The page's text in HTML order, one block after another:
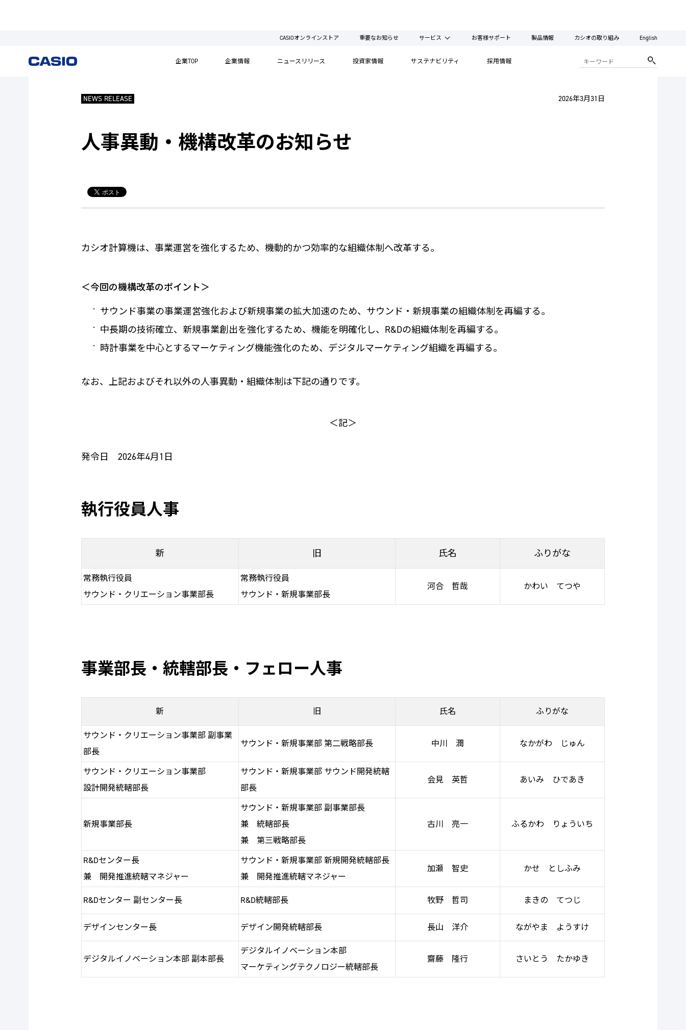
CASIOオンラインストア 重要なお知らせ サービス お客様サポート 製品情報 カシオの取り組み English
企業TOP 企業情報 ニュースリリース 投資家情報 サステナビリティ 採用情報
NEWS RELEASE 2026年3月31日
人事異動・機構改革のお知らせ
カシオ計算機は、事業運営を強化するため、機動的かつ効率的な組織体制へ改革する。
＜今回の機構改革のポイント＞
サウンド事業の事業運営強化および新規事業の拡大加速のため、サウンド・新規事業の組織体制を再編する。
中長期の技術確立、新規事業創出を強化するため、機能を明確化し、R&Dの組織体制を再編する。
時計事業を中心とするマーケティング機能強化のため、デジタルマーケティング組織を再編する。
なお、上記およびそれ以外の人事異動・組織体制は下記の通りです。
＜記＞
発令日 2026年4月1日
執行役員人事
新 旧 氏名 ふりがな
常務執行役員
サウンド・クリエーション事業部長
常務執行役員
サウンド・新規事業部長
河合 哲哉 かわい てつや
事業部長・統轄部長・フェロー人事
新 旧 氏名 ふりがな
サウンド・クリエーション事業部 副事業
部長
サウンド・新規事業部 第二戦略部長 中川 潤 なかがわ じゅん
サウンド・クリエーション事業部
設計開発統轄部長
サウンド・新規事業部 サウンド開発統轄
部長
会見 英哲 あいみ ひであき
新規事業部長
サウンド・新規事業部 副事業部長
兼 統轄部長
兼 第三戦略部長
古川 亮一 ふるかわ りょういち
R&Dセンター長
兼 開発推進統轄マネジャー
サウンド・新規事業部 新規開発統轄部長
兼 開発推進統轄マネジャー
加瀬 智史 かせ としふみ
R&Dセンター 副センター長 R&D統轄部長 牧野 哲司 まきの てつじ
デザインセンター長 デザイン開発統轄部長 長山 洋介 ながやま ようすけ
デジタルイノベーション本部 副本部長
デジタルイノベーション本部
マーケティングテクノロジー統轄部長
齋藤 隆行 さいとう たかゆき